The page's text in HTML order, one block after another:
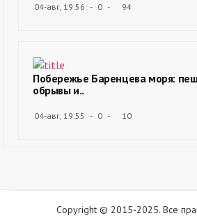
04-авг, 19:56 0 94
Побережье Баренцева моря:
обрывы и..
04-авг, 19:55 0 10
Copyright © 2015-2025. Все